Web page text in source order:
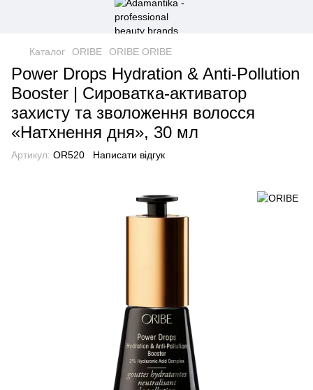
Каталог ORIBE ORIBE ORIBE
Power Drops Hydration & Anti-Pollution
Booster | Сироватка-активатор
захисту та зволоження волосся
«Натхнення дня», 30 мл
Артикул: OR520 Написати відгук